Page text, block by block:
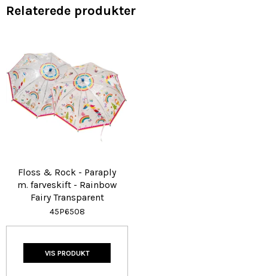
Relaterede produkter
Floss & Rock - Paraply
m. farveskift - Rainbow
Fairy Transparent
45P6508
VIS PRODUKT